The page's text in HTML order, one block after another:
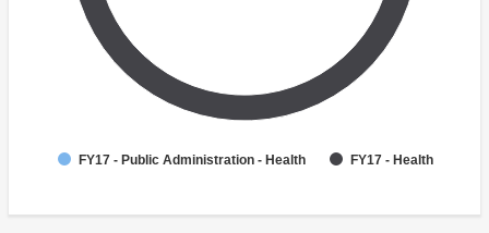
FY17 - Public Administration - Health FY17 - Health